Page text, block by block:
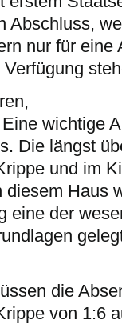
Abschluss,
nur für eine
wichtige
Die längst
und im
Haus
eine der
die
von 1:6